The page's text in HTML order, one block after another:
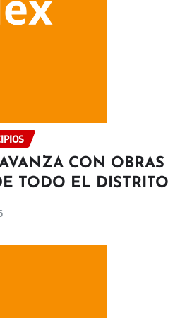
CON OBRAS
TODO EL DISTRITO